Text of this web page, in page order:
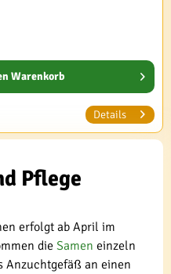
Warenkorb
Details
Pflege
erfolgt ab April im
die Samen einzeln
Anzuchtgefäß an einen